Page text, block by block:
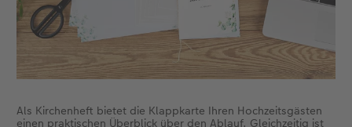
Als Kirchenheft bietet die Klappkarte Ihren Hochzeitsgästen
einen praktischen Überblick über den Ablauf. Gleichzeitig ist